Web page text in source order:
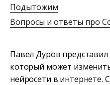
Подытожим
Вопросы и ответы про
Павел Дуров
который может
нейросети в интернете.